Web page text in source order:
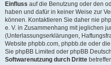
Einfluss auf die Benutzung oder den
haben und dafür in keiner Weise zur
können. Kontaktieren Sie daher nie
e. V. in Zusammenhang mit jeglichen
(Unterlassungserklärungen,
Website phpbb.com, phpbb.de oder
Sie phpBB Limited oder phpBB
Softwarenutzung durch Dritte